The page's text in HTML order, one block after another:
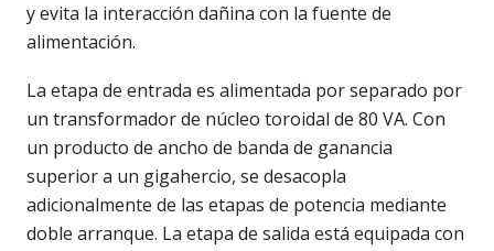
y evita la interacción dañina con la fuente de
alimentación.
La etapa de entrada es alimentada por separado por
un transformador de núcleo toroidal de 80 VA. Con
un producto de ancho de banda de ganancia
superior a un gigahercio, se desacopla
adicionalmente de las etapas de potencia mediante
doble arranque. La etapa de salida está equipada con